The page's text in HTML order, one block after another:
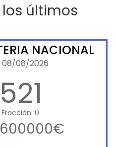
últimos
NACIONAL
08/08/2026
0
600000€